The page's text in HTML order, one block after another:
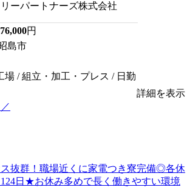
ーパートナーズ株式会社
円
島市
場 / 組立・加工・プレス / 日勤
詳細を表示